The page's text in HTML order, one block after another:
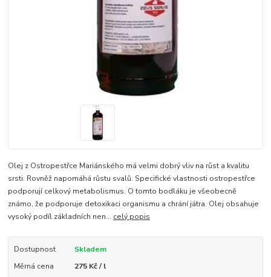
Olej z Ostropestřce Mariánského má velmi dobrý vliv na růst a kvalitu
srsti. Rovněž napomáhá růstu svalů. Specifické vlastnosti ostropestřce
podporují celkový metabolismus. O tomto bodláku je všeobecně
známo, že podporuje detoxikaci organismu a chrání játra. Olej obsahuje
vysoký podíl základních nen... celý popis
Dostupnost
Skladem
Měrná cena
275 Kč / l